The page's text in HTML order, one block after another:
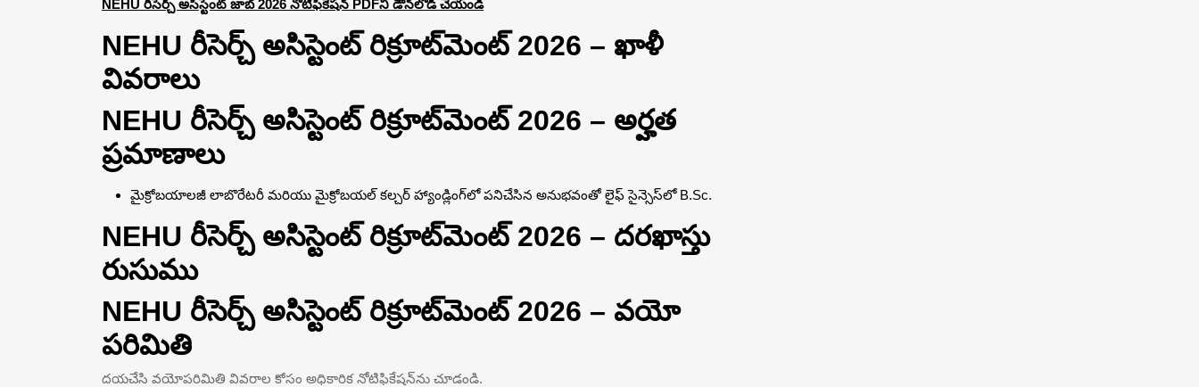
NEHU రీసెర్చ్ అసిస్టెంట్ జాబ్ 2026 నోటిఫికేషన్ PDFని డౌన్‌లోడ్ చేయండి
NEHU రీసెర్చ్ అసిస్టెంట్ రిక్రూట్‌మెంట్ 2026 – ఖాళీ
వివరాలు
NEHU రీసెర్చ్ అసిస్టెంట్ రిక్రూట్‌మెంట్ 2026 – అర్హత
ప్రమాణాలు
మైక్రోబయాలజీ లాబొరేటరీ మరియు మైక్రోబయల్ కల్చర్ హ్యాండ్లింగ్‌లో పనిచేసిన అనుభవంతో లైఫ్ సైన్సెస్‌లో B.Sc.
NEHU రీసెర్చ్ అసిస్టెంట్ రిక్రూట్‌మెంట్ 2026 – దరఖాస్తు
రుసుము
NEHU రీసెర్చ్ అసిస్టెంట్ రిక్రూట్‌మెంట్ 2026 – వయో
పరిమితి
దయచేసి వయోపరిమితి వివరాల కోసం అధికారిక నోటిఫికేషన్‌ను చూడండి.